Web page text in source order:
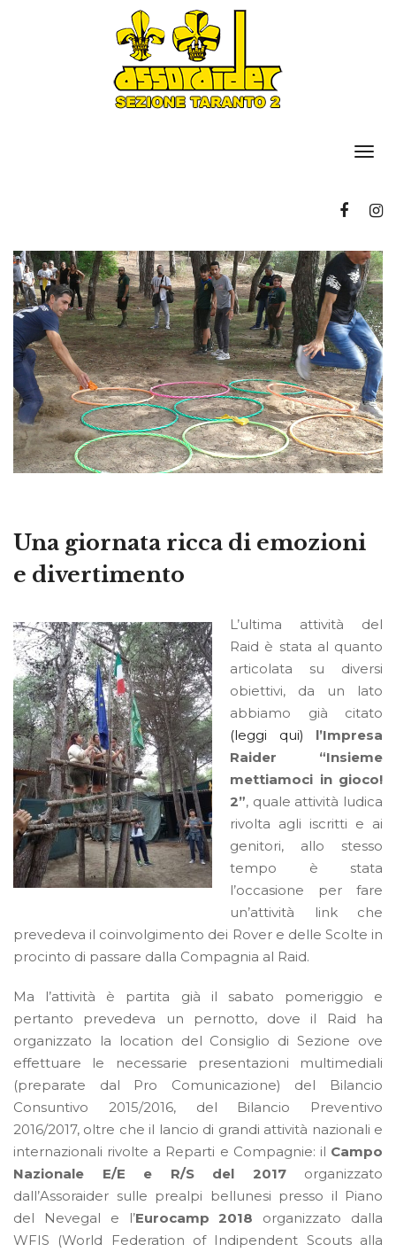
Una giornata ricca di emozioni
e divertimento
L’ultima attività del
Raid è stata al quanto
articolata su diversi
obiettivi, da un lato
abbiamo già citato
(leggi qui)
l’Impresa
Raider “Insieme
mettiamoci in gioco!
2”, quale attività ludica
rivolta agli iscritti e ai
genitori, allo stesso
tempo è stata
l’occasione per fare
un’attività link che
prevedeva il coinvolgimento dei Rover e delle Scolte in
procinto di passare dalla Compagnia al Raid.
Ma l’attività è partita già il sabato pomeriggio e
pertanto prevedeva un pernotto, dove il Raid ha
organizzato la location del Consiglio di Sezione ove
effettuare le necessarie presentazioni multimediali
(preparate dal Pro Comunicazione) del Bilancio
Consuntivo 2015/2016, del Bilancio Preventivo
2016/2017, oltre che il lancio di grandi attività nazionali e
internazionali rivolte a Reparti e Compagnie: il Campo
Nazionale E/E e R/S del 2017organizzato
dall’Assoraider sulle prealpi bellunesi presso il Piano
del Nevegal e l’Eurocamp 2018 organizzato dalla
WFIS (World Federation of Indipendent Scouts alla